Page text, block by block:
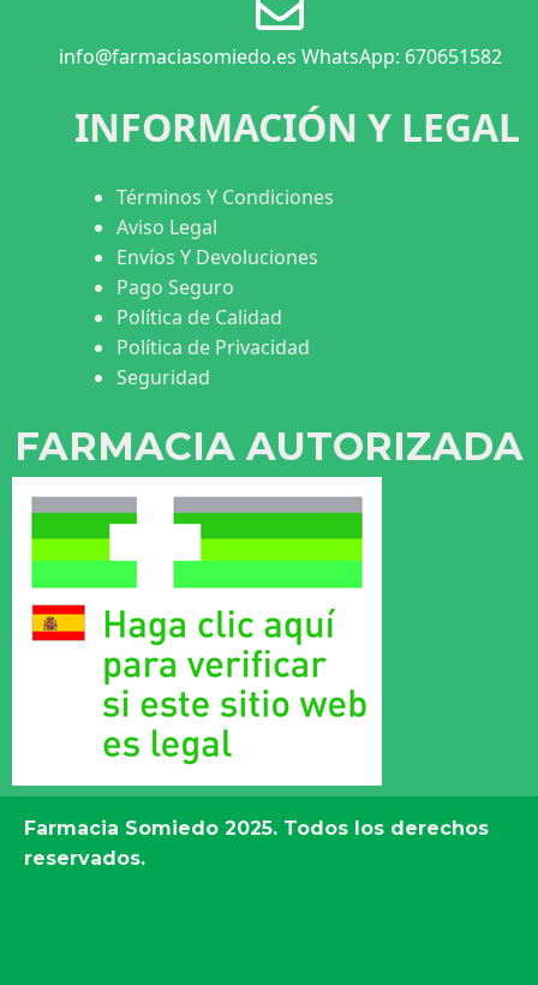
info@farmaciasomiedo.es WhatsApp: 670651582
INFORMACIÓN Y LEGAL
Términos Y Condiciones
Aviso Legal
Envíos Y Devoluciones
Pago Seguro
Política de Calidad
Política de Privacidad
Seguridad
FARMACIA AUTORIZADA
Farmacia Somiedo 2025. Todos los derechos
reservados.